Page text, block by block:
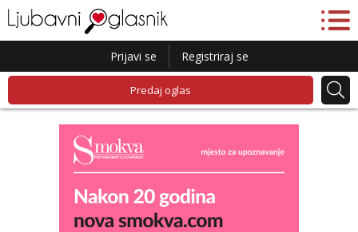
Prijavi se Registriraj se
Predaj oglas